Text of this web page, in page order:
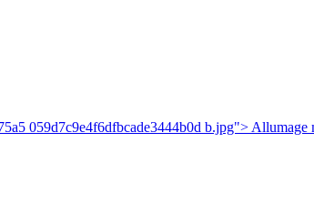
059d7c9e4f6dfbcade3444b0d b.jpg">